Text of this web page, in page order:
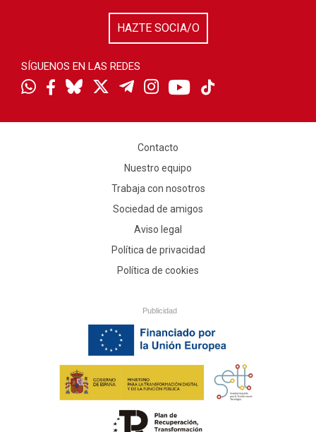
HAZTE SOCIA/O
SÍGUENOS EN LAS REDES
Contacto
Nuestro equipo
Trabaja con nosotros
Sociedad de amigos
Aviso legal
Política de privacidad
Política de cookies
Publicidad